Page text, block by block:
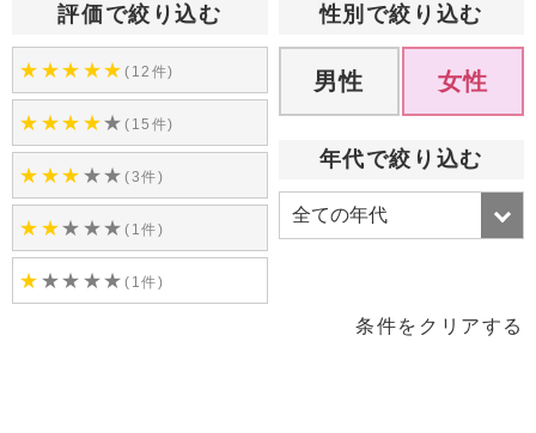
評価で絞り込む
★ ★★ ★★(12件)
★ ★★ ★★(15件)
★ ★★ ★★(3件)
★ ★★ ★★(1件)
★ ★★ ★★(1件)
性別で絞り込む
男性 女性
年代で絞り込む
条件をクリアする